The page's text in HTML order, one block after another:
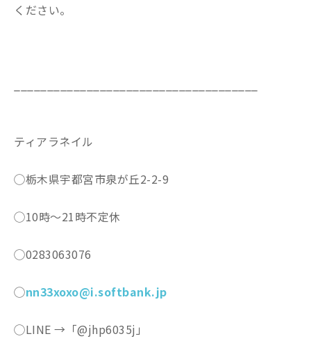
ください。
ティアラネイル
◯栃木県宇都宮市泉が丘2-2-9
◯10時〜21時不定休
◯0283063076
◯nn33xoxo@i.softbank.jp
◯LINE →「@jhp6035j」